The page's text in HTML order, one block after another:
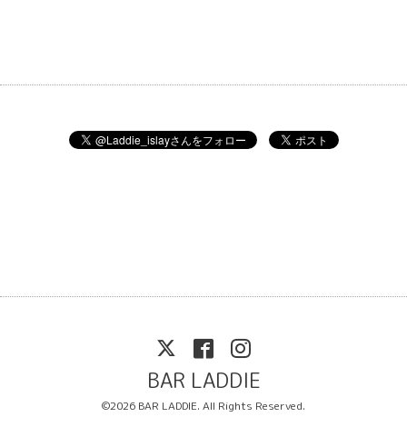
BAR LADDIE
©2026 BAR LADDIE. All Rights Reserved.